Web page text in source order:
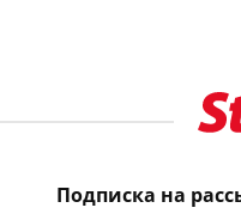
Подписка на